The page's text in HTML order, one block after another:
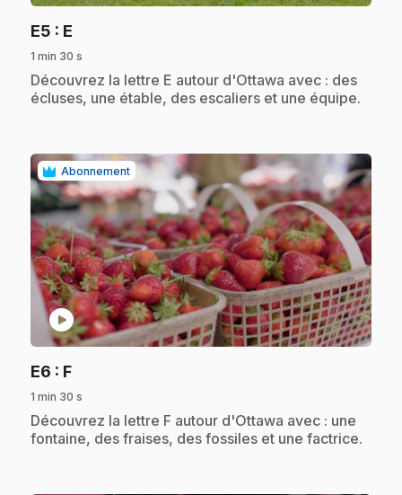
E5 : E
1 min 30 s
.Découvrez la lettre E autour d'Ottawa avec : des
écluses, une étable, des escaliers et une équipe.
Abonnement
play_circle
E6 : F.
1 min 30 s
.Découvrez la lettre F autour d'Ottawa avec : une
fontaine, des fraises, des fossiles et une factrice.